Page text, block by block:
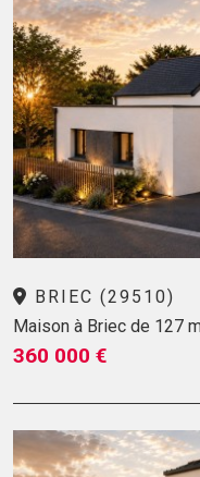
BRIEC (29510)
Maison à Briec de 127
360 000 €